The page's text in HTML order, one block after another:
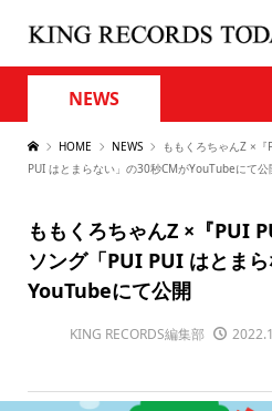
NEWS
HOME NEWS
ももくろちゃんZ ×
PUI はとまらない」の30秒CMがYouTubeにて公
ももくろちゃんZ ×『PUI
ソング「PUI PUI はとま
YouTubeにて公開
KING RECORDS編集部